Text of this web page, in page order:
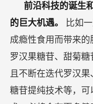
前沿科技的诞生
的巨大机遇。 比如
成瘾性食用而带来
罗汉果糖苷、甜菊
且不断在迭代罗汉果
糖苷提纯技术等，